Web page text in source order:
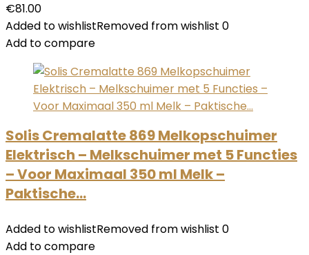
€81.00
Added to wishlistRemoved from wishlist 0
Add to compare
Solis Cremalatte 869 Melkopschuimer
Elektrisch – Melkschuimer met 5 Functies
– Voor Maximaal 350 ml Melk –
Paktische…
Added to wishlistRemoved from wishlist 0
Add to compare